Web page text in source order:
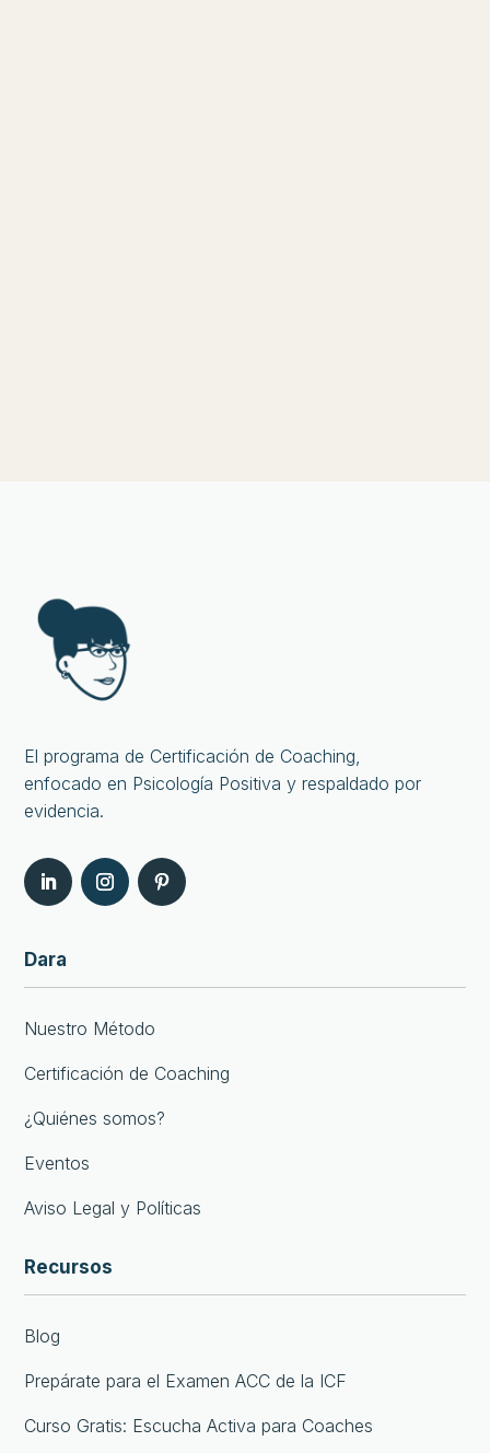
El programa de Certificación de Coaching,
enfocado en Psicología Positiva y respaldado por
evidencia.
Dara
Nuestro Método
Certificación de Coaching
¿Quiénes somos?
Eventos
Aviso Legal y Políticas
Recursos
Blog
Prepárate para el Examen ACC de la ICF
Curso Gratis: Escucha Activa para Coaches